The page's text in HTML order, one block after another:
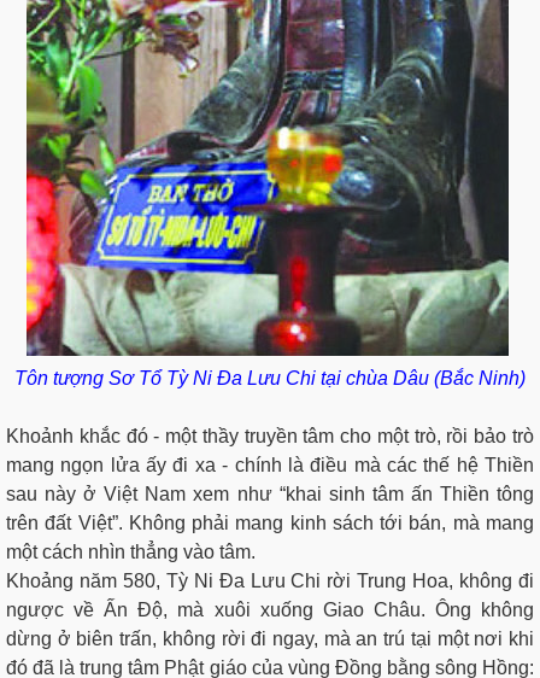
Tôn tượng Sơ Tổ Tỳ Ni Đa Lưu Chi tại chùa Dâu (Bắc Ninh)
Khoảnh khắc đó - một thầy truyền tâm cho một trò, rồi bảo trò
mang ngọn lửa ấy đi xa - chính là điều mà các thế hệ Thiền
sau này ở Việt Nam xem như “khai sinh tâm ấn Thiền tông
trên đất Việt”. Không phải mang kinh sách tới bán, mà mang
một cách nhìn thẳng vào tâm.
Khoảng năm 580, Tỳ Ni Đa Lưu Chi rời Trung Hoa, không đi
ngược về Ấn Độ, mà xuôi xuống Giao Châu. Ông không
dừng ở biên trấn, không rời đi ngay, mà an trú tại một nơi khi
đó đã là trung tâm Phật giáo của vùng Đồng bằng sông Hồng: